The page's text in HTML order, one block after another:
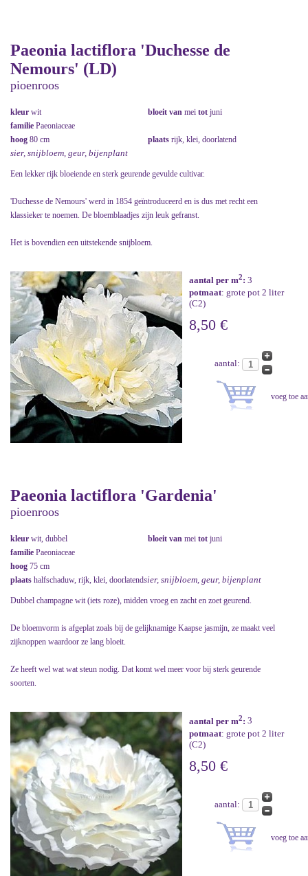
Paeonia lactiflora 'Duchesse de
Nemours' (LD)
pioenroos
kleur wit bloeit van mei tot juni
familie Paeoniaceae
hoog 80 cm plaats rijk, klei, doorlatend
sier, snijbloem, geur, bijenplant
Een lekker rijk bloeiende en sterk geurende gevulde cultivar.
'Duchesse de Nemours' werd in 1854 geïntroduceerd en is dus met recht een
klassieker te noemen. De bloemblaadjes zijn leuk gefranst.
Het is bovendien een uitstekende snijbloem.
aantal per m2: 3
potmaat: grote pot 2 liter
(C2)
8,50 €
aantal:
Paeonia lactiflora 'Gardenia'
pioenroos
kleur wit, dubbel bloeit van mei tot juni
familie Paeoniaceae
hoog 75 cm
plaats halfschaduw, rijk, klei, doorlatendsier, snijbloem, geur, bijenplant
Dubbel champagne wit (iets roze), midden vroeg en zacht en zoet geurend.
De bloemvorm is afgeplat zoals bij de gelijknamige Kaapse jasmijn, ze maakt veel
zijknoppen waardoor ze lang bloeit.
Ze heeft wel wat wat steun nodig. Dat komt wel meer voor bij sterk geurende
soorten.
aantal per m2: 3
potmaat: grote pot 2 liter
(C2)
8,50 €
aantal: